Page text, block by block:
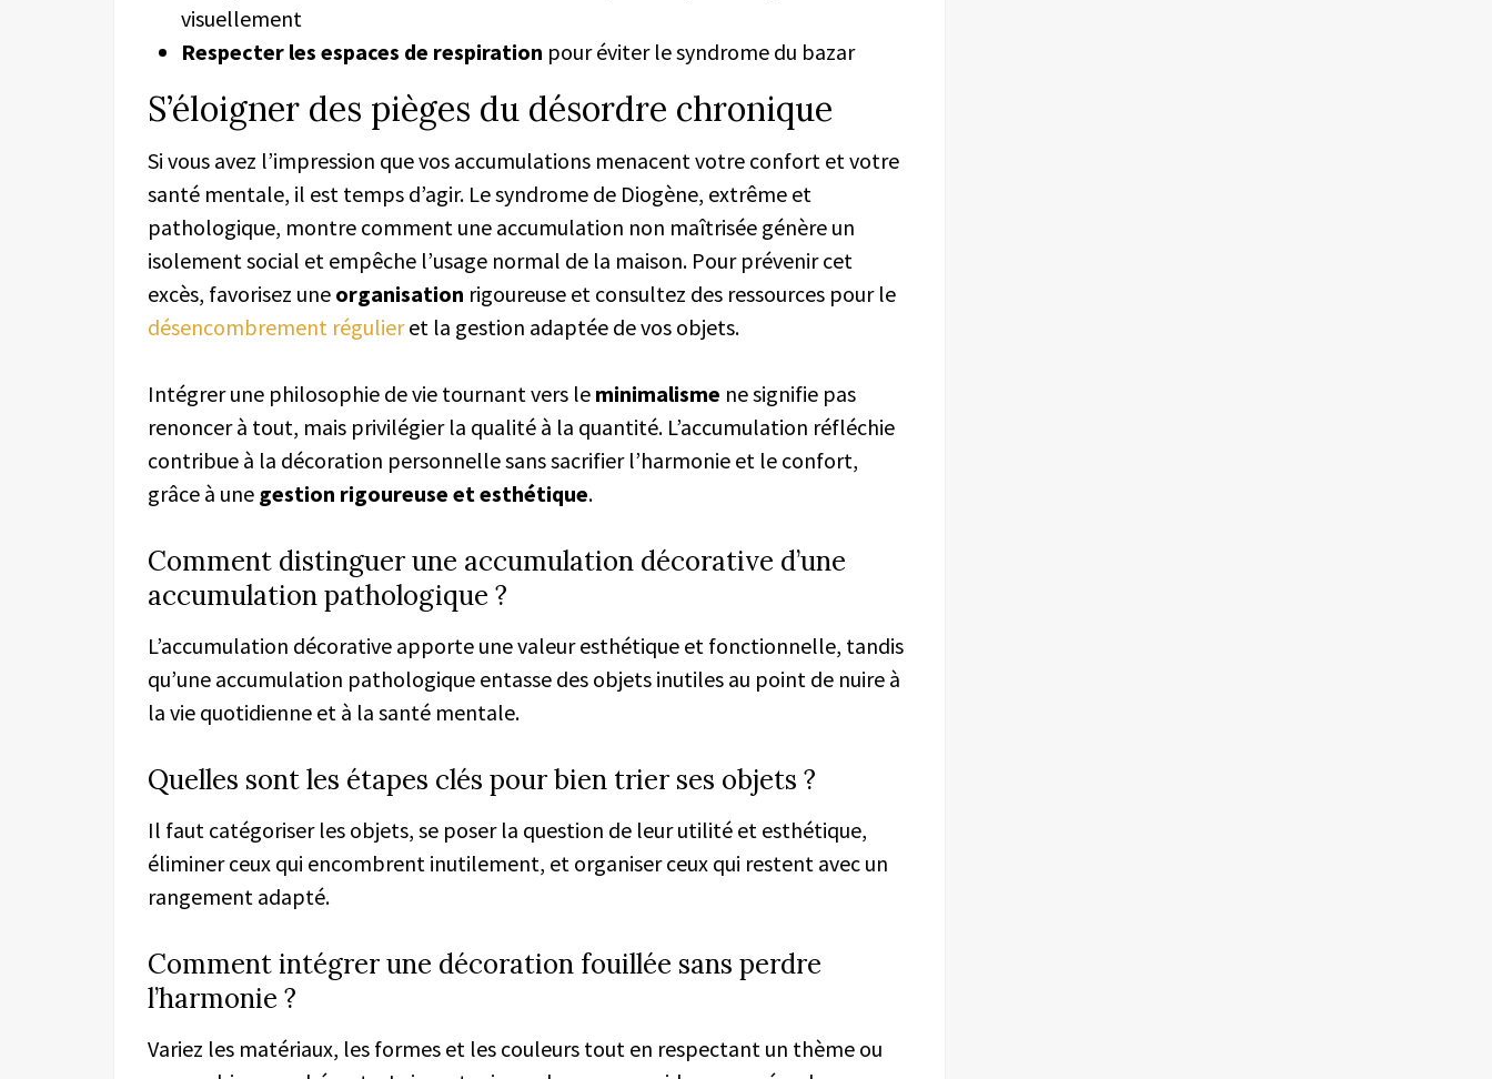
visuellement
Respecter les espaces de respiration pour éviter le syndrome du bazar
S’éloigner des pièges du désordre chronique
Si vous avez l’impression que vos accumulations menacent votre confort et votre
santé mentale, il est temps d’agir. Le syndrome de Diogène, extrême et
pathologique, montre comment une accumulation non maîtrisée génère un
isolement social et empêche l’usage normal de la maison. Pour prévenir cet
excès, favorisez une organisation rigoureuse et consultez des ressources pour le
désencombrement régulieret la gestion adaptée de vos objets.
Intégrer une philosophie de vie tournant vers le minimalisme ne signifie pas
renoncer à tout, mais privilégier la qualité à la quantité. L’accumulation réfléchie
contribue à la décoration personnelle sans sacrifier l’harmonie et le confort,
grâce à une gestion rigoureuse et esthétique.
Comment distinguer une accumulation décorative d’une
accumulation pathologique ?
L’accumulation décorative apporte une valeur esthétique et fonctionnelle, tandis
qu’une accumulation pathologique entasse des objets inutiles au point de nuire à
la vie quotidienne et à la santé mentale.
Quelles sont les étapes clés pour bien trier ses objets ?
Il faut catégoriser les objets, se poser la question de leur utilité et esthétique,
éliminer ceux qui encombrent inutilement, et organiser ceux qui restent avec un
rangement adapté.
Comment intégrer une décoration fouillée sans perdre
l’harmonie ?
Variez les matériaux, les formes et les couleurs tout en respectant un thème ou